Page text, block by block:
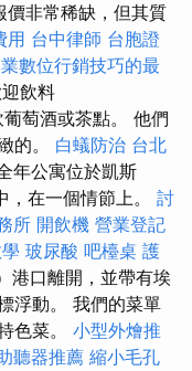
價非常稀缺，但其質
用 台中律師 台胞證
數位行銷技巧的最
飲料
萄酒或茶點。 他們
的。 白蟻防治 台北
年公寓位於凱斯
，在一個情節上。 討
所 開飲機 營業登記
玻尿酸 吧檯桌 護
港口離開，並帶有埃
浮動。 我們的菜單
色菜。 小型外燴推
聽器推薦 縮小毛孔